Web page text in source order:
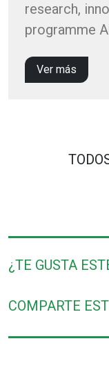
research,
programme
Ver más
¿TE GUSTA
COMPARTE